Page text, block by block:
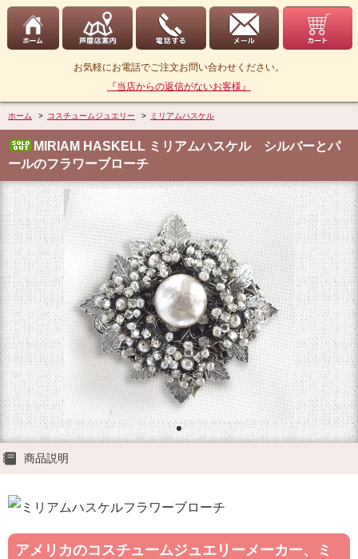
お気軽にお電話でご注文お問い合わせください。
『当店からの返信がないお客様』
ホーム > コスチュームジュエリー > ミリアムハスケル
MIRIAM HASKELL ミリアムハスケル シルバーとパ
ールのフラワーブローチ
商品説明
アメリカのコスチュームジュエリーメーカー、ミ